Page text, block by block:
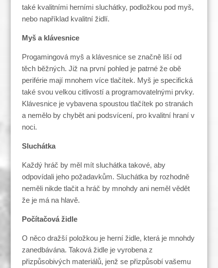
také kvalitními herními sluchátky, podložkou pod myš,
nebo například kvalitní židlí.
Myš a klávesnice
Progamingová myš a klávesnice se značně liší od
těch běžných. Již na první pohled je patrné že obě
periférie mají mnohem více tlačítek. Myš je specifická
také svou velkou citlivostí a programovatelnými prvky.
Klávesnice je vybavena spoustou tlačítek po stranách
a nemělo by chybět ani podsvícení, pro kvalitní hraní v
noci.
Sluchátka
Každý hráč by měl mít sluchátka takové, aby
odpovídali jeho požadavkům. Sluchátka by rozhodně
neměli nikde tlačit a hráč by mnohdy ani neměl vědět
že je má na hlavě.
Počítačová židle
O něco dražší položkou je herní židle, která je mnohdy
zanedbávána. Taková židle je vyrobena z
přizpůsobivých materiálů, jenž se přizpůsobí vašemu